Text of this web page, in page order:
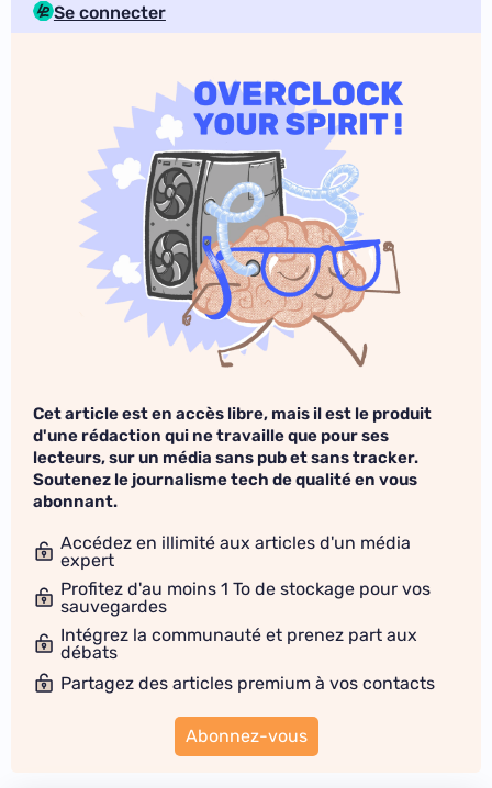
Se connecter
Cet article est en accès libre, mais il est le produit
d'une rédaction qui ne travaille que pour ses
lecteurs, sur un média sans pub et sans tracker.
Soutenez le journalisme tech de qualité en vous
abonnant.
Accédez en illimité aux articles d'un média
expert
Profitez d'au moins 1 To de stockage pour vos
sauvegardes
Intégrez la communauté et prenez part aux
débats
Partagez des articles premium à vos contacts
Abonnez-vous